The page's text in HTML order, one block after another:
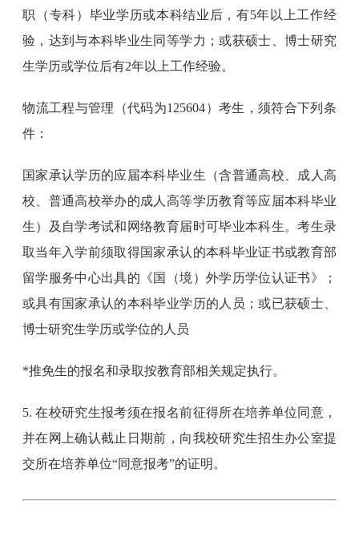
职（专科）毕业学历或本科结业后，有5年以上工作经
验，达到与本科毕业生同等学力；或获硕士、博士研究
生学历或学位后有2年以上工作经验。
物流工程与管理（代码为125604）考生，须符合下列条
件：
国家承认学历的应届本科毕业生（含普通高校、成人高
校、普通高校举办的成人高等学历教育等应届本科毕业
生）及自学考试和网络教育届时可毕业本科生。考生录
取当年入学前须取得国家承认的本科毕业证书或教育部
留学服务中心出具的《国（境）外学历学位认证书》；
或具有国家承认的本科毕业学历的人员；或已获硕士、
博士研究生学历或学位的人员
*推免生的报名和录取按教育部相关规定执行。
5. 在校研究生报考须在报名前征得所在培养单位同意，
并在网上确认截止日期前，向我校研究生招生办公室提
交所在培养单位“同意报考”的证明。